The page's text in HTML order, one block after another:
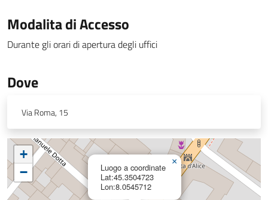
Modalita di Accesso
Durante gli orari di apertura degli uffici
Dove
Via Roma, 15
Luogo a coordinate
Lat:45.3504723
Lon:8.0545712
×
+
−